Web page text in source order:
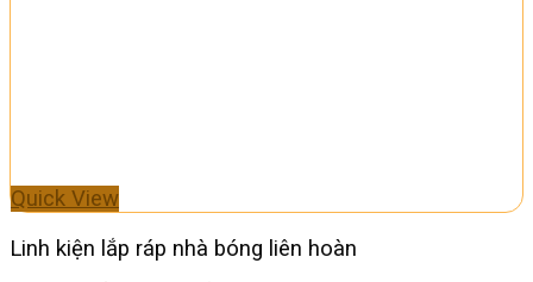
Quick View
Linh kiện lắp ráp nhà bóng liên hoàn